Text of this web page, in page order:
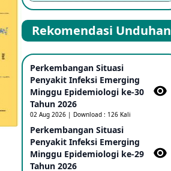
Kasus Dicurigai Penyakit virus
Nipah di Kerala, India
12 Jun 2026
Mpox Clade 1b di Taiwan
25 May 2026
Update Informasi PHEIC
Penyakit Ebola
23 May 2026
Rekomendasi Unduhan
Perkembangan Situasi
Penyakit Infeksi Emerging
Minggu Epidemiologi ke-30
Tahun 2026
02 Aug 2026 | Download : 126 Kali
Perkembangan Situasi
Penyakit Infeksi Emerging
Minggu Epidemiologi ke-29
Tahun 2026